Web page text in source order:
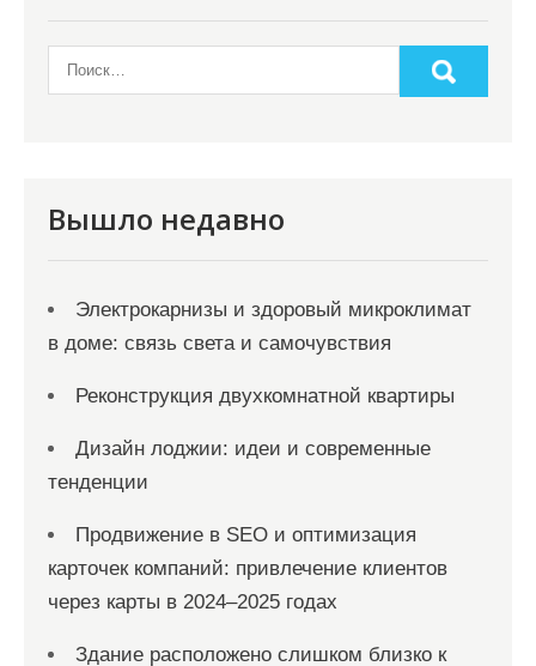
м
Вышло недавно
Электрокарнизы и здоровый микроклимат
в доме: связь света и самочувствия
Реконструкция двухкомнатной квартиры
Дизайн лоджии: идеи и современные
тенденции
Продвижение в SEO и оптимизация
карточек компаний: привлечение клиентов
через карты в 2024–2025 годах
Здание расположено слишком близко к